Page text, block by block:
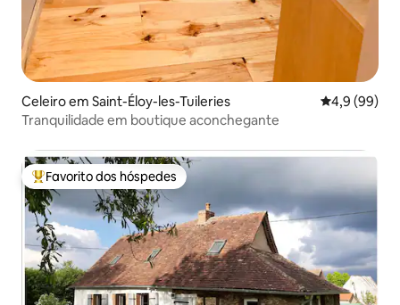
Celeiro em Saint-Éloy-les-Tuileries
4,9 (99)
Tranquilidade em boutique aconchegante
Favoritos dos hóspedes mais apreciados
Favorito dos hóspedes